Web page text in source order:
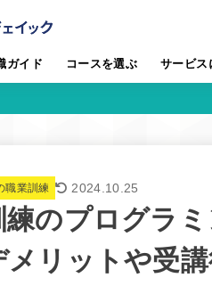
ガイド コースを選ぶ サービス
職業訓練 2024.10.25
練のプログラ
メリットや受